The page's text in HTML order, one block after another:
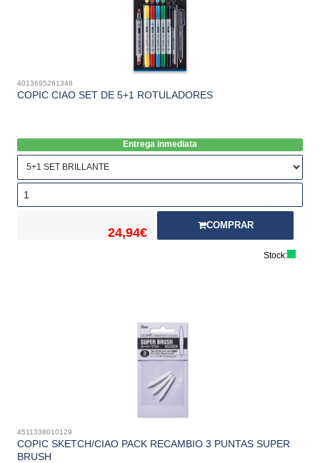
4013695261348
COPIC CIAO SET DE 5+1 ROTULADORES
Entrega inmediata
24,94€
COMPRAR
Stock:
4511338010129
COPIC SKETCH/CIAO PACK RECAMBIO 3 PUNTAS SUPER
BRUSH